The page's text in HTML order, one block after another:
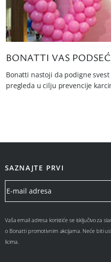
BONATTI VAS
Bonatti nastoji da podigne
pregleda u cilju prevencije
SAZNAJTE PRVI
Vaša email adresa koristiće se isključivo za
o Bonatti promotivnim akcijama. Neće biti
licima.